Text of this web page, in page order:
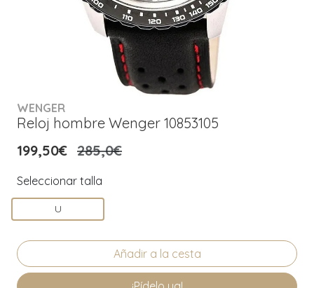
WENGER
Reloj hombre Wenger 10853105
199,50€ 285,0€
Seleccionar talla
U